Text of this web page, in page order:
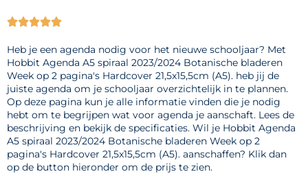

Heb je een agenda nodig voor het nieuwe schooljaar? Met
Hobbit Agenda A5 spiraal 2023/2024 Botanische bladeren
Week op 2 pagina's Hardcover 21,5x15,5cm (A5). heb jij de
juiste agenda om je schooljaar overzichtelijk in te plannen.
Op deze pagina kun je alle informatie vinden die je nodig
hebt om te begrijpen wat voor agenda je aanschaft. Lees de
beschrijving en bekijk de specificaties. Wil je Hobbit Agenda
A5 spiraal 2023/2024 Botanische bladeren Week op 2
pagina's Hardcover 21,5x15,5cm (A5). aanschaffen? Klik dan
op de button hieronder om de prijs te zien.